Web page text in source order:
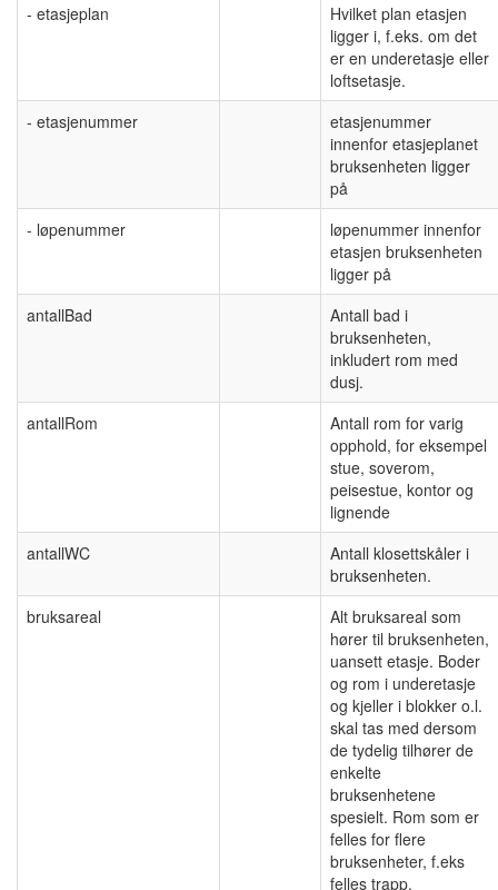
- etasjeplan
Hvilket plan etasjen
ligger i, f.eks. om det
er en underetasje eller
loftsetasje.
- etasjenummer
etasjenummer
innenfor etasjeplanet
bruksenheten ligger
på
- løpenummer
løpenummer innenfor
etasjen bruksenheten
ligger på
antallBad
Antall bad i
bruksenheten,
inkludert rom med
dusj.
antallRom
Antall rom for varig
opphold, for eksempel
stue, soverom,
peisestue, kontor og
lignende
antallWC
Antall klosettskåler i
bruksenheten.
bruksareal
Alt bruksareal som
hører til bruksenheten,
uansett etasje. Boder
og rom i underetasje
og kjeller i blokker o.l.
skal tas med dersom
de tydelig tilhører de
enkelte
bruksenhetene
spesielt. Rom som er
felles for flere
bruksenheter, f.eks
felles trapp,